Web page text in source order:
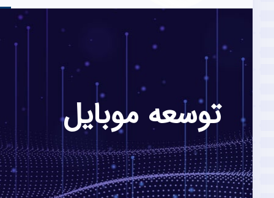
توسعه موبایل